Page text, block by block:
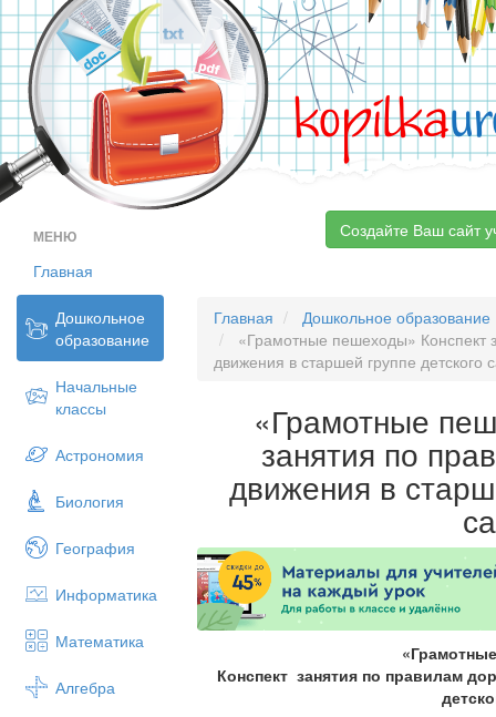
kopilka
МЕНЮ
Главная
Дошкольное
образование
Начальные
классы
Астрономия
Биология
География
Информатика
Математика
Алгебра
Создайте Ваш сайт
Главная
Дошкольное образование
«Грамотные пешеходы» Конспект
движения в старшей группе детского
«Грамотные
занятия по
движения в
Конспект занятия по правилам